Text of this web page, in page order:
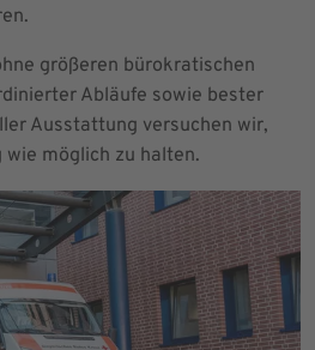
größeren bürokratischen
Abläufe sowie bester
Ausstattung versuchen wir,
möglich zu halten.